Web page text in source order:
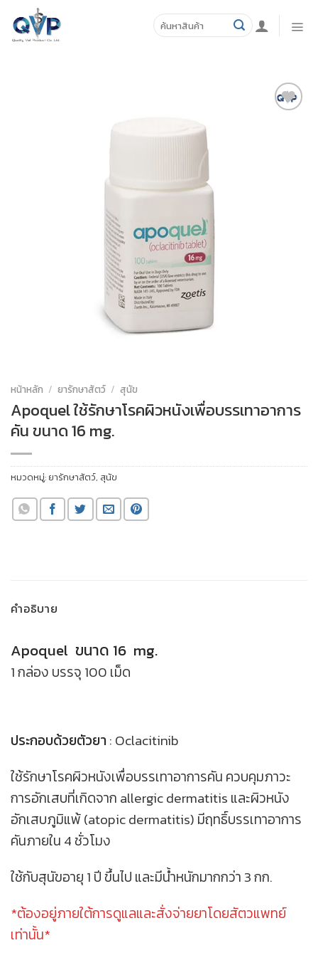
content
ค้นหา:
หน้าหลัก / ยารักษาสัตว์ / สุนัข
Apoquel ใช้รักษาโรคผิวหนังเพื่อบรรเทาอาการ
คัน ขนาด 16 mg.
หมวดหมู่: ยารักษาสัตว์, สุนัข
คำอธิบาย
Apoquel ขนาด 16 mg.
1 กล่อง บรรจุ 100 เม็ด
ประกอบด้วยตัวยา : Oclacitinib
ใช้รักษาโรคผิวหนังเพื่อบรรเทาอาการคัน ควบคุมภาวะ
การอักเสบที่เกิดจาก allergic dermatitis และผิวหนัง
อักเสบภูมิแพ้ (atopic dermatitis) มีฤทธิ์บรรเทาอาการ
คันภายใน 4 ชั่วโมง
ใช้กับสุนัขอายุ 1 ปี ขึ้นไป และมีน้ำหนักมากกว่า 3 กก.
*ต้องอยู่ภายใต้การดูแลและสั่งจ่ายยาโดยสัตวแพทย์
เท่านั้น*